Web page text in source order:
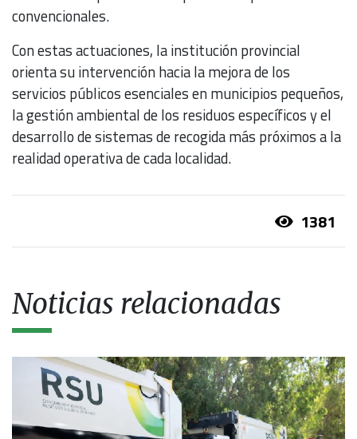
convencionales.
Con estas actuaciones, la institución provincial
orienta su intervención hacia la mejora de los
servicios públicos esenciales en municipios pequeños,
la gestión ambiental de los residuos específicos y el
desarrollo de sistemas de recogida más próximos a la
realidad operativa de cada localidad.
1381
Noticias relacionadas